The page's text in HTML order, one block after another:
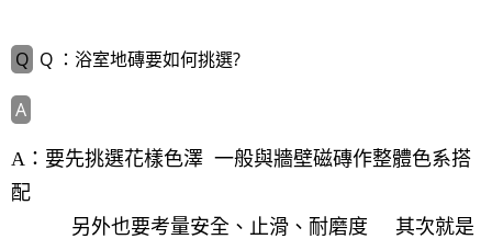
原Line已滿 無法加Line好友 請親愛的客戶加入
開車：中山路1段 到永平路路口(樂華夜市口)門口可
捷運： 中和線【頂溪站 2 號出口】往中山路1段139
Q ：浴室地磚要如何挑選?
A：要先挑選花樣色澤 一般與牆壁磁磚作整體色系搭
配
另外也要考量安全、止滑、耐磨度 其次就是